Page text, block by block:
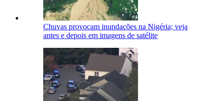
Chuvas provocam inundações na Nigéria; veja
antes e depois em imagens de satélite